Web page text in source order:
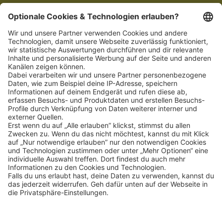
Schnellzugriff
ZAHLUNGSMETHODEN
SOCIAL
NEWSLETTER
BESUCHEN SIE UNS
Alle Preise inkl. gesetzl. Mehrwertsteuer zzgl. Versandkosten und ggf.
Nachnahmegebühren, wenn nicht anders angegeben.